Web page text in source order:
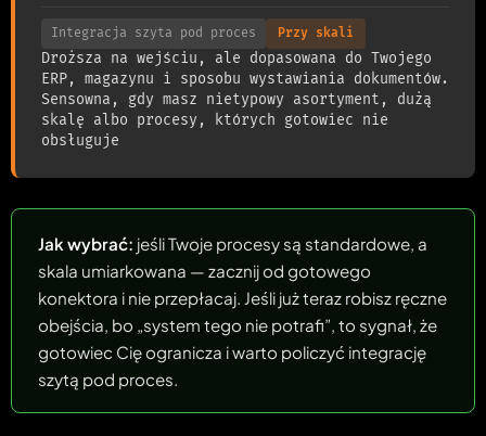
Integracja szyta pod proces
Droższa na wejściu, ale dopasowana do Twojego
ERP, magazynu i sposobu wystawiania dokumentów.
Sensowna, gdy masz nietypowy asortyment, dużą
skalę albo procesy, których gotowiec nie
obsługuje
Przy skali
Jak wybrać: jeśli Twoje procesy są standardowe, a
skala umiarkowana — zacznij od gotowego
konektora i nie przepłacaj. Jeśli już teraz robisz ręczne
obejścia, bo „system tego nie potrafi”, to sygnał, że
gotowiec Cię ogranicza i warto policzyć integrację
szytą pod proces.